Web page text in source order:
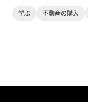
学ぶ 不動産の購入